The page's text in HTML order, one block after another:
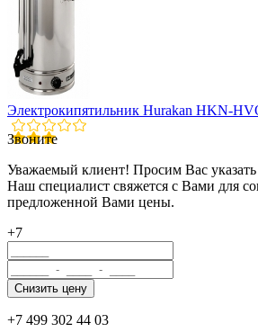
Электрокипятильник Hurakan HKN-
Звоните
Уважаемый клиент! Просим Вас
Наш специалист свяжется с Вами для
предложенной Вами цены.
+7
+7 499 302 44 03